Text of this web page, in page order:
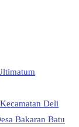
Deli
Bakaran Batu